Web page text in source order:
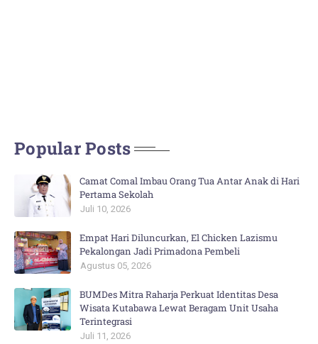
Popular Posts
Camat Comal Imbau Orang Tua Antar Anak di Hari
Pertama Sekolah
Juli 10, 2026
Empat Hari Diluncurkan, El Chicken Lazismu
Pekalongan Jadi Primadona Pembeli
Agustus 05, 2026
BUMDes Mitra Raharja Perkuat Identitas Desa
Wisata Kutabawa Lewat Beragam Unit Usaha
Terintegrasi
Juli 11, 2026